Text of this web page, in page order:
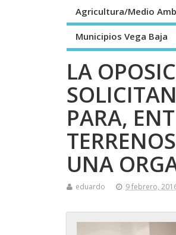
Agricultura/Medio
Municipios Vega Baja
LA
PARA,
UNA
eduardo 9 febrero,